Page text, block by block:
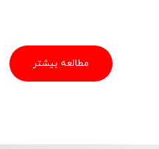
مطالعه بیشتر